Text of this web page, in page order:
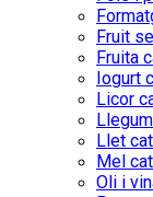
Fruit
Fruita
Iogurt
Licor
Llet
Mel
Oli i